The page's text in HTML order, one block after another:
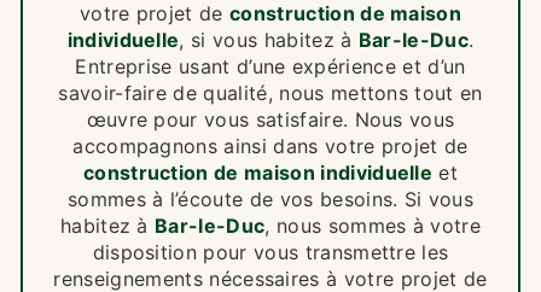
votre projet deconstruction de maison
individuelle, si vous habitez à Bar-le-Duc.
Entreprise usant d’une expérience et d’un
savoir-faire de qualité, nous mettons tout en
œuvre pour vous satisfaire. Nous vous
accompagnons ainsi dans votre projet de
construction de maison individuelle et
sommes à l’écoute de vos besoins. Si vous
habitez à Bar-le-Duc, nous sommes à votre
disposition pour vous transmettre les
renseignements nécessaires à votre projet de